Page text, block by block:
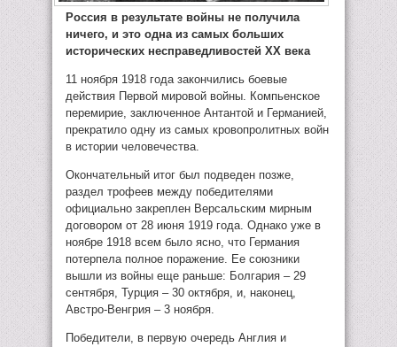
Россия в результате войны не получила
ничего, и это одна из самых больших
исторических несправедливостей XX века
11 ноября 1918 года закончились боевые
действия Первой мировой войны. Компьенское
перемирие, заключенное Антантой и Германией,
прекратило одну из самых кровопролитных войн
в истории человечества.
Окончательный итог был подведен позже,
раздел трофеев между победителями
официально закреплен Версальским мирным
договором от 28 июня 1919 года. Однако уже в
ноябре 1918 всем было ясно, что Германия
потерпела полное поражение. Ее союзники
вышли из войны еще раньше: Болгария – 29
сентября, Турция – 30 октября, и, наконец,
Австро-Венгрия – 3 ноября.
Победители, в первую очередь Англия и